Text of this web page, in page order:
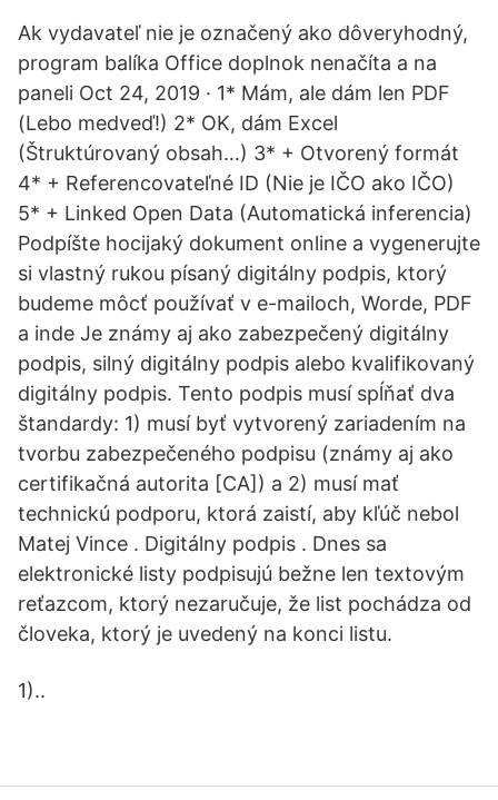
Ak vydavateľ nie je označený ako dôveryhodný,
program balíka Office doplnok nenačíta a na
paneli Oct 24, 2019 · 1* Mám, ale dám len PDF
(Lebo medveď!) 2* OK, dám Excel
(Štruktúrovaný obsah…) 3* + Otvorený formát
4* + Referencovateľné ID (Nie je IČO ako IČO)
5* + Linked Open Data (Automatická inferencia)
Podpíšte hocijaký dokument online a vygenerujte
si vlastný rukou písaný digitálny podpis, ktorý
budeme môcť používať v e-mailoch, Worde, PDF
a inde Je známy aj ako zabezpečený digitálny
podpis, silný digitálny podpis alebo kvalifikovaný
digitálny podpis. Tento podpis musí spĺňať dva
štandardy: 1) musí byť vytvorený zariadením na
tvorbu zabezpečeného podpisu (známy aj ako
certifikačná autorita [CA]) a 2) musí mať
technickú podporu, ktorá zaistí, aby kľúč nebol
Matej Vince . Digitálny podpis . Dnes sa
elektronické listy podpisujú bežne len textovým
reťazcom, ktorý nezaručuje, že list pochádza od
človeka, ktorý je uvedený na konci listu.
1)..